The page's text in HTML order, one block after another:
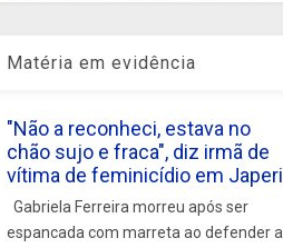
Matéria em evidência
"Não a reconheci, estava no
chão sujo e fraca", diz irmã de
vítima de feminicídio em Japeri
Gabriela Ferreira morreu após ser
espancada com marreta ao defender a